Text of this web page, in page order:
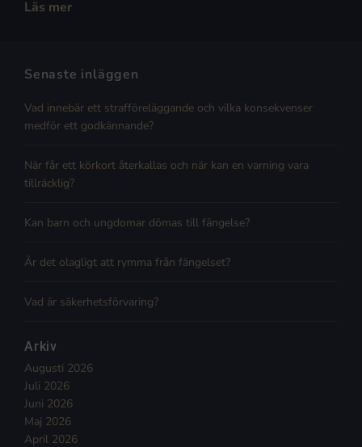
Läs mer
Senaste inläggen
Vad innebär ett strafföreläggande och vilka konsekvenser
medför ett godkännande?
När får ett körkort återkallas och när kan en varning vara
tillräcklig?
Kan barn och ungdomar dömas till fängelse?
Är det olagligt att rymma från fängelset?
Vad är säkerhetsförvaring?
Arkiv
Augusti 2026
Juli 2026
Juni 2026
Maj 2026
April 2026